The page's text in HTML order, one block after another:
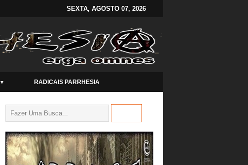
SEXTA, AGOSTO 07, 2026
▼ RADICAIS PARRHESIA